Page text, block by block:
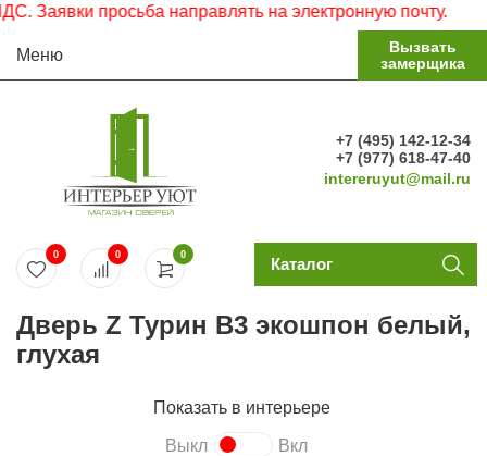
просьба направлять на электронную почту.
Меню
Вызвать
замерщика
+7 (495) 142-12-34
+7 (977) 618-47-40
intereruyut@mail.ru
0
0 0 Каталог
Дверь Z Турин В3 экошпон белый,
глухая
Показать в интерьере
Выкл Вкл